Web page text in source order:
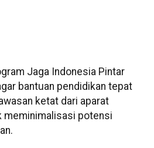
Jaga Indonesia Pintar
bantuan pendidikan tepat
ketat dari aparat
meminimalisasi potensi